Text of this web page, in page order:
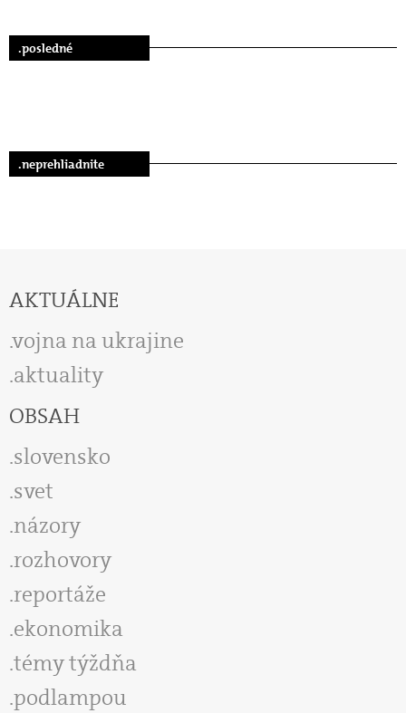
.posledné
.neprehliadnite
AKTUÁLNE
vojna na ukrajine
aktuality
OBSAH
slovensko
svet
názory
rozhovory
reportáže
ekonomika
témy týždňa
podlampou